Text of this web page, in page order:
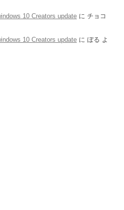
10 Creators update に チョコ
10 Creators update に ぼる よ